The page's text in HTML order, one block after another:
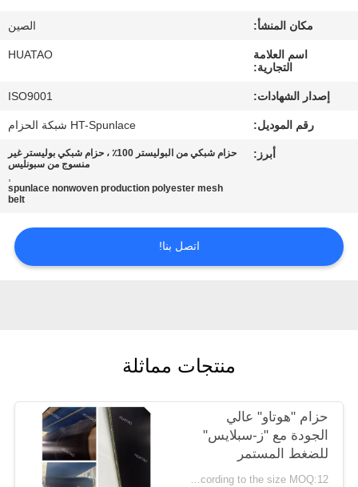
الجودة
اقتباس
خريطة
مكان المنشأ: الصين
اسم العلامة
التجارية:
HUATAO
إصدار الشهادات: ISO9001
رقم الموديل: HT-Spunlace شبكة الحزام
أبرز:
حزام شبكي من البوليستر 100٪ ، حزام شبكي بوليستر غير
منسوج من سبونليس
,
spunlace nonwoven production polyester mesh
belt
اتصل بنا!
منتجات مماثلة
حزام "هوتاو" عالي
الجودة مع "ز-سبلايس"
للضغط المستمر
according to the size MOQ:12 جهاز كمبيوتر